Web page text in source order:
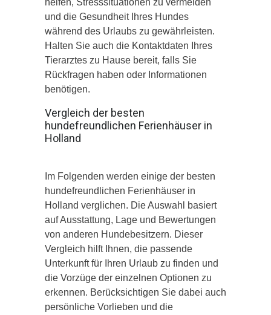
und die Gesundheit Ihres Hundes
während des Urlaubs zu gewährleisten.
Halten Sie auch die Kontaktdaten Ihres
Tierarztes zu Hause bereit, falls Sie
Rückfragen haben oder Informationen
benötigen.
Vergleich der besten
hundefreundlichen Ferienhäuser in
Holland
Im Folgenden werden einige der besten
hundefreundlichen Ferienhäuser in
Holland verglichen. Die Auswahl basiert
auf Ausstattung, Lage und Bewertungen
von anderen Hundebesitzern. Dieser
Vergleich hilft Ihnen, die passende
Unterkunft für Ihren Urlaub zu finden und
die Vorzüge der einzelnen Optionen zu
erkennen. Berücksichtigen Sie dabei auch
persönliche Vorlieben und die